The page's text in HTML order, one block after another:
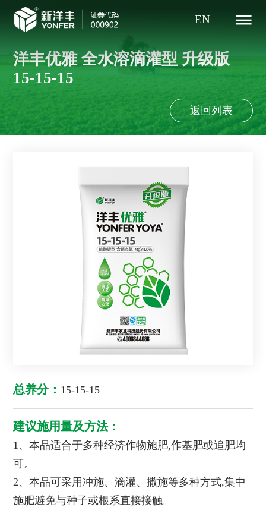
EN
洋丰优雅 全水溶滴灌型 升级版
15-15-15
返回列表
总养分： 15-15-15
建议施用量及方法：
1、本品适合于多种经济作物施肥,作基肥或追肥均
可。
2、本品可采用冲施、滴灌、撒施等多种方式,集中
施肥避免与种子或根系直接接触。